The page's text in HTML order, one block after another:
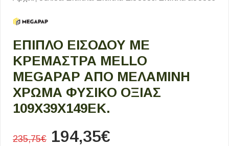
ΈΠΙΠΛΟ ΕΙΣΌΔΟΥ ΜΕ
ΚΡΕΜΆΣΤΡΑ MELLO
MEGAPAP ΑΠΌ ΜΕΛΑΜΊΝΗ
ΧΡΏΜΑ ΦΥΣΙΚΌ ΟΞΙΆΣ
109X39X149ΕΚ.
235,75€ 194,35€